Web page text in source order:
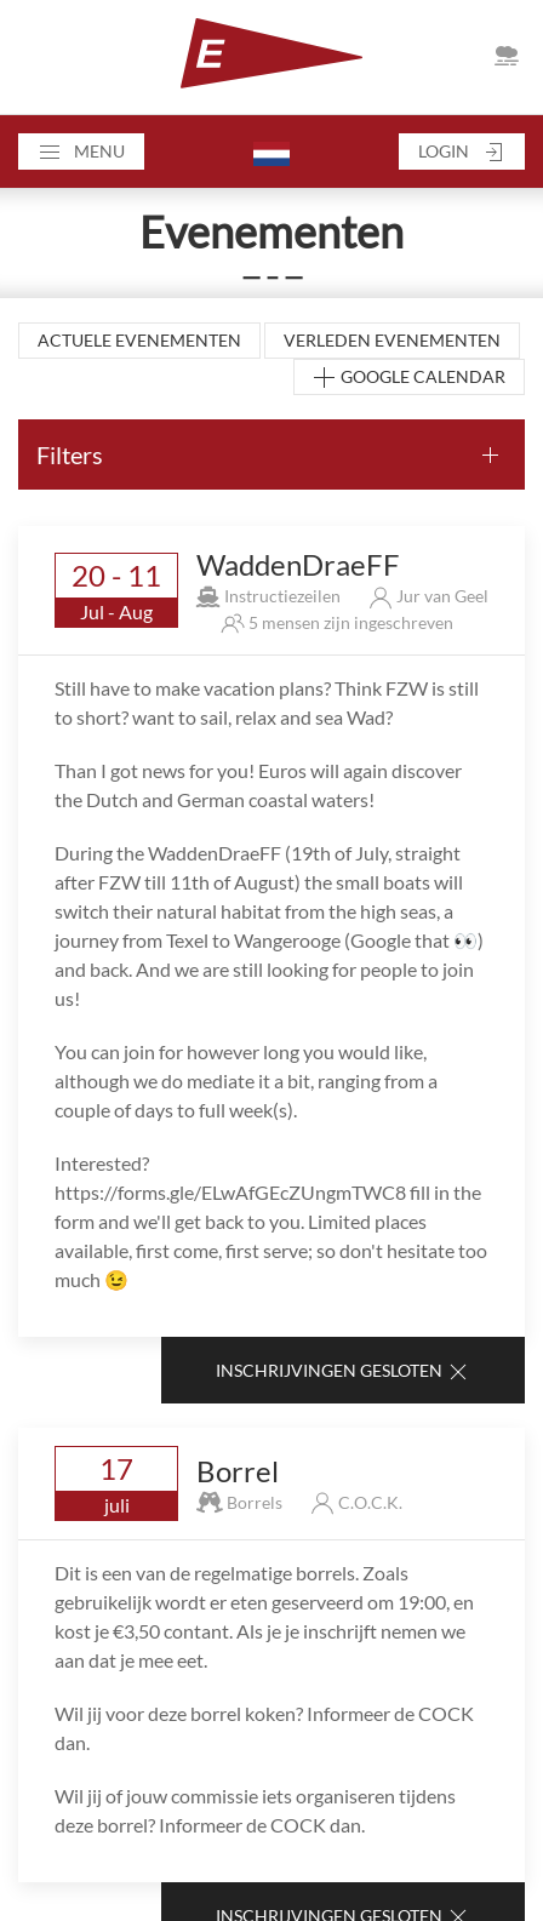
MENU LOGIN
Evenementen
— – —
ACTUELE EVENEMENTEN
VERLEDEN EVENEMENTEN
GOOGLE CALENDAR
Filters
20 - 11
Jul - Aug
WaddenDraeFF
Instructiezeilen
Jur van Geel
5 mensen zijn ingeschreven
Still have to make vacation plans? Think FZW is still
to short? want to sail, relax and sea Wad?
Than I got news for you! Euros will again discover
the Dutch and German coastal waters!
During the WaddenDraeFF (19th of July, straight
after FZW till 11th of August) the small boats will
switch their natural habitat from the high seas, a
journey from Texel to Wangerooge (Google that 👀)
and back. And we are still looking for people to join
us!
You can join for however long you would like,
although we do mediate it a bit, ranging from a
couple of days to full week(s).
Interested?
https://forms.gle/ELwAfGEcZUngmTWC8 fill in the
form and we'll get back to you. Limited places
available, first come, first serve; so don't hesitate too
much 😉
INSCHRIJVINGEN GESLOTEN
17
juli
Borrel
Borrels C.O.C.K.
Dit is een van de regelmatige borrels. Zoals
gebruikelijk wordt er eten geserveerd om 19:00, en
kost je €3,50 contant. Als je je inschrijft nemen we
aan dat je mee eet.
Wil jij voor deze borrel koken? Informeer de COCK
dan.
Wil jij of jouw commissie iets organiseren tijdens
deze borrel? Informeer de COCK dan.
INSCHRIJVINGEN GESLOTEN